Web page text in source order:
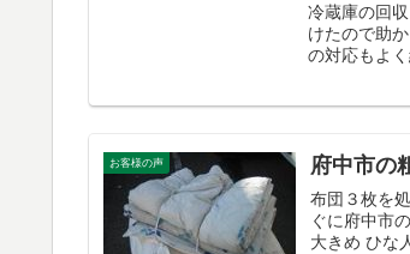
冷蔵庫の回
けたので助
の対応もよ
お客様の声 府中市の
布団３枚を
ぐに府中市
大きめ ひな